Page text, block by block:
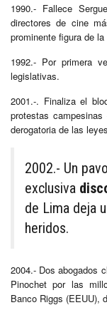
1990.- Fallece
directores de cine
prominente figura de
1992.- Por primera
legislativas.
2001.-. Finaliza el
protestas
derogatoria de las
2002.- Un
exclusiva
de Lima deja
heridos.
2004.- Dos abogados
Pinochet por las
Banco Riggs (EEUU),